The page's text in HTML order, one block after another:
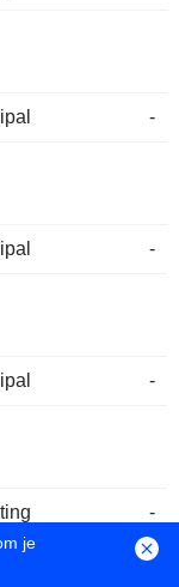
-
-
-
-
je